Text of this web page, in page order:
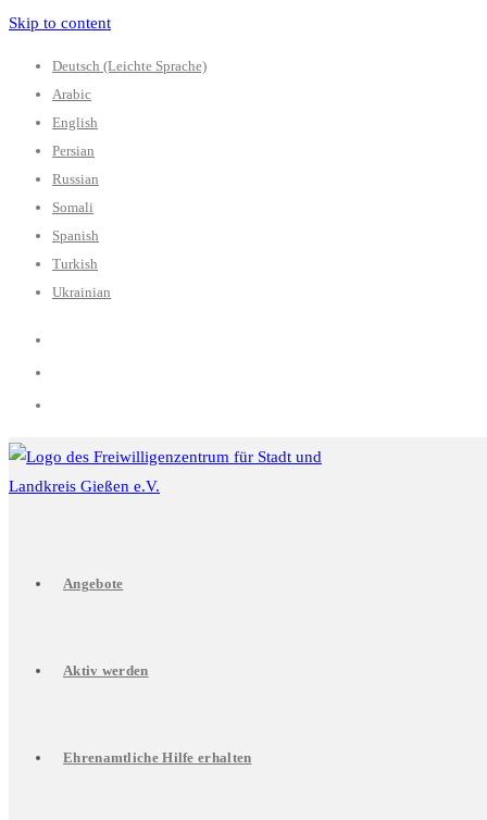
Skip to content
Deutsch (Leichte Sprache)
Arabic
English
Persian
Russian
Somali
Spanish
Turkish
Ukrainian
Angebote
Aktiv werden
Ehrenamtliche Hilfe erhalten